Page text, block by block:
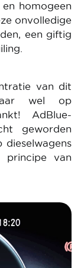
homogeen
onvolledige
een giftig
van dit
wel op
AdBlue-
geworden
principe van